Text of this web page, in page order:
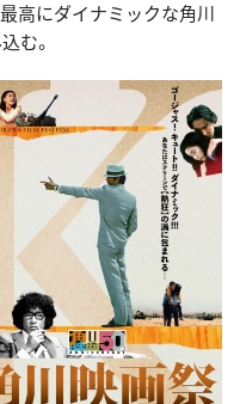
高にダイナミックな角川
む。